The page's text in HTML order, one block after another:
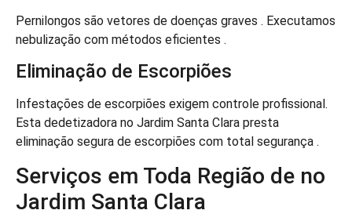
Pernilongos são vetores de doenças graves . Executamos
nebulização com métodos eficientes .
Eliminação de Escorpiões
Infestações de escorpiões exigem controle profissional.
Esta dedetizadora no Jardim Santa Clara presta
eliminação segura de escorpiões com total segurança .
Serviços em Toda Região de no
Jardim Santa Clara